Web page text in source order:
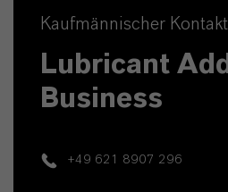
Kaufmännischer Kontakt
Lubricant
Business
+49 621 8907 296